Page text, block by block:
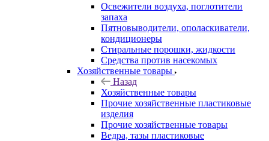
Освежители воздуха, поглотители
запаха
Пятновыводители, ополаскиватели,
кондиционеры
Стиральные порошки, жидкости
Средства против насекомых
Хозяйственные товары
Назад
Хозяйственные товары
Прочие хозяйственные пластиковые
изделия
Прочие хозяйственные товары
Ведра, тазы пластиковые